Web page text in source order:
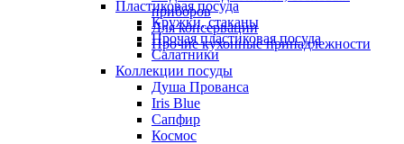
приборов
Для консервации
Прочие кухонные принадлежности
Пластиковая посуда
Кружки, стаканы
Прочая пластиковая посуда
Салатники
Коллекции посуды
Душа Прованса
Iris Blue
Сапфир
Космос